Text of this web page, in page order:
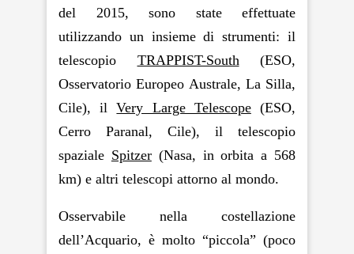
del 2015, sono state effettuate
utilizzando un insieme di strumenti: il
telescopio TRAPPIST-South (ESO,
Osservatorio Europeo Australe, La Silla,
Cile), ilVery Large Telescope(ESO,
Cerro Paranal, Cile), il telescopio
spaziale Spitzer(Nasa, in orbita a 568
km) e altri telescopi attorno al mondo.
Osservabile nella costellazione
dell’Acquario, è molto “piccola” (poco